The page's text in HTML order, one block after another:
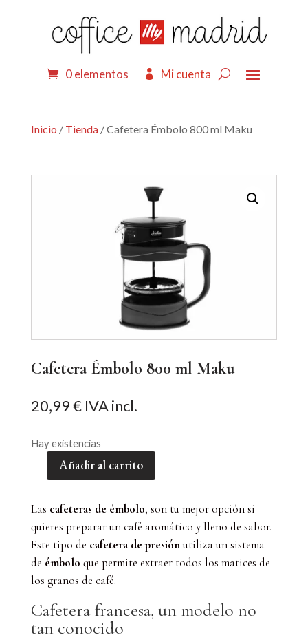
0 elementos Mi cuenta
Inicio / Tienda/ Cafetera Émbolo 800 ml Maku
Cafetera Émbolo 800 ml Maku
20,99€ IVA incl.
Hay existencias
Cafetera
800
Maku
cantidad
Añadir al carrito
Las cafeteras de émbolo, son tu mejor opción si
quieres preparar un café aromático y lleno de sabor.
Este tipo de cafetera de presión utiliza un sistema
de émbolo que permite extraer todos los matices de
los granos de café.
Cafetera francesa, un modelo no
tan conocido